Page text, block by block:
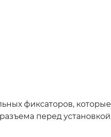
фиксаторов, которые
перед установкой